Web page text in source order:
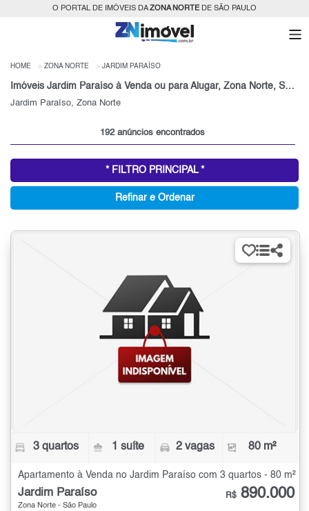
O PORTAL DE IMÓVEIS DAZONA NORTEDE SÃO PAULO
HOME ZONA NORTE JARDIM PARAÍSO
Imóveis Jardim Paraíso à Venda ou para Alugar, Zona Norte, São Paulo, SP
Jardim Paraíso, Zona Norte
192 anúncios encontrados
* FILTRO PRINCIPAL *
Refinar e Ordenar
3 quartos 1 suíte 2 vagas 80 m²
Apartamento à Venda no Jardim Paraíso com 3 quartos - 80 m²
Jardim Paraíso
Zona Norte - São Paulo
R$ 890.000